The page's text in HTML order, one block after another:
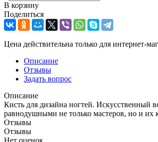
В корзину
Поделиться
Цена действительна только для интернет-
Описание
Отзывы
Задать вопрос
Описание
Кисть для дизайна ногтей. Искусственный
равнодушными не только мастеров, но и их
Отзывы
Отзывы
Нет оценок